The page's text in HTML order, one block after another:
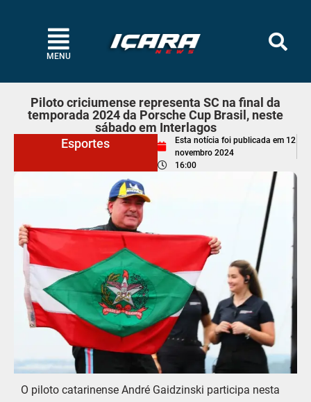
MENU
Piloto criciumense representa SC na final da
temporada 2024 da Porsche Cup Brasil, neste
sábado em Interlagos
Esportes
Esta notícia foi publicada em 12
novembro 2024
16:00
O piloto catarinense André Gaidzinski participa nesta